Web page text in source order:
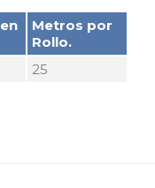
Metros por
Rollo.
25